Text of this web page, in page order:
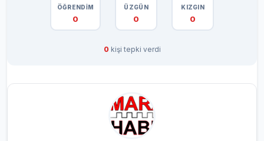
ÖĞRENDİM
0
ÜZGÜN
0
KIZGIN
0
0 kişi tepki verdi